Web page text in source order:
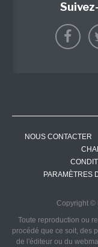
NOUS CONTACTER
PARAMÈTRES
Copyright ©
Toute reproduction ou
procédé que ce soit, des
de l'éditeur ou du